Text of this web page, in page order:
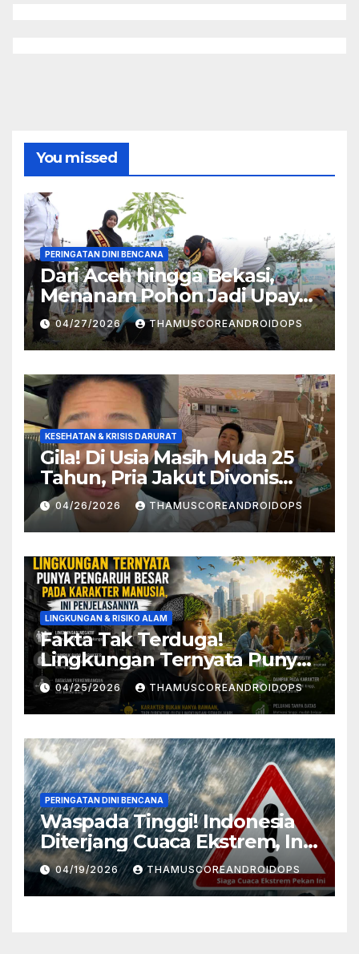
You missed
PERINGATAN DINI BENCANA
Dari Aceh hingga Bekasi,
Menanam Pohon Jadi Upaya
Redam Bencana Alam
04/27/2026 THAMUSCOREANDROIDOPS
KESEHATAN & KRISIS DARURAT
Gila! Di Usia Masih Muda 25
Tahun, Pria Jakut Divonis
Kanker Limfoma, Ini Dugaan
Penyebabnya
04/26/2026 THAMUSCOREANDROIDOPS
LINGKUNGAN & RISIKO ALAM
Fakta Tak Terduga!
Lingkungan Ternyata Punya
Pengaruh Besar Pada
Karakter Manusia, Ini
Penjelasannya
04/25/2026 THAMUSCOREANDROIDOPS
PERINGATAN DINI BENCANA
Waspada Tinggi! Indonesia
Diterjang Cuaca Ekstrem, Ini
Daftar Daerah Rawan
04/19/2026 THAMUSCOREANDROIDOPS